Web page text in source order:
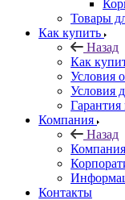
Товары
Как купить
Назад
Как
Условия
Условия
Гарантия
Компания
Назад
Компания
Контакты